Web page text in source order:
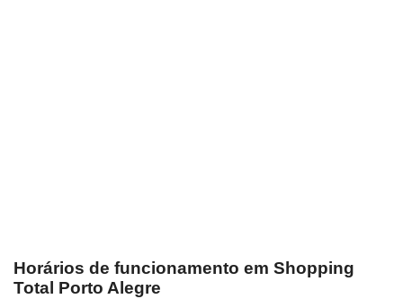
Horários de funcionamento em Shopping
Total Porto Alegre